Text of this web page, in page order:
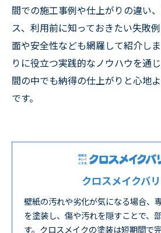
間での施工事例や仕上がりの違い
ス、利用前に知っておきたい失敗
面や安全性なども網羅して紹介し
りに役立つ実践的なノウハウを通
間の中でも納得の仕上がりと心地
です。
クロスメイクバ
壁紙の汚れや劣化が気になる場合、
を塗装し、傷や汚れを隠すことで、
す。クロスメイクの塗装は短期間で